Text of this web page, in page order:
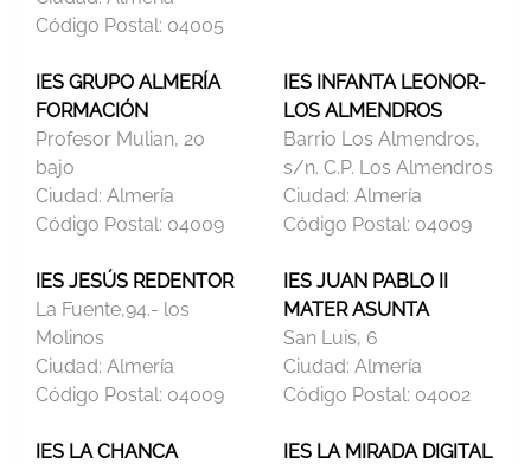
Código Postal: 04005
IES GRUPO ALMERÍA
FORMACIÓN
Profesor Mulian, 20
bajo
Ciudad: Almería
Código Postal: 04009
IES INFANTA LEONOR-
LOS ALMENDROS
Barrio Los Almendros,
s/n. C.P. Los Almendros
Ciudad: Almería
Código Postal: 04009
IES JESÚS REDENTOR
La Fuente,94.- los
Molinos
Ciudad: Almería
Código Postal: 04009
IES JUAN PABLO II
MATER ASUNTA
San Luis, 6
Ciudad: Almería
Código Postal: 04002
IES LA CHANCA IES LA MIRADA DIGITAL